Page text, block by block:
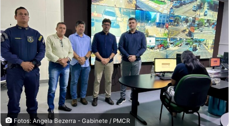
Fotos: Angela Bezerra - Gabinete / PMCR